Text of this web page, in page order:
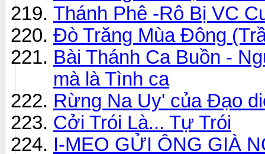
Thánh Phê -Rô Bị VC
Đò Trăng Mùa Đông
Bài Thánh Ca Buồn -
mà là Tình ca
Rừng Na Uy' của Đạo
Cởi Trói Là... Tự Trói
I-MEO GỬI ÔNG GIÀ